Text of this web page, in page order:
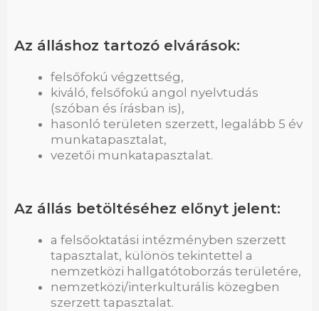
Az álláshoz tartozó elvárások:
felsőfokú végzettség,
kiváló, felsőfokú angol nyelvtudás
(szóban és írásban is),
hasonló területen szerzett, legalább 5 év
munkatapasztalat,
vezetői munkatapasztalat.
Az állás betöltéséhez előnyt jelent:
a felsőoktatási intézményben szerzett
tapasztalat, különös tekintettel a
nemzetközi hallgatótoborzás területére,
nemzetközi/interkulturális közegben
szerzett tapasztalat.